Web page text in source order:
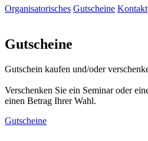
Organisatorisches Gutscheine Kontakt
Gutscheine
Gutschein kaufen und/oder
Verschenken Sie ein Seminar oder
einen Betrag Ihrer Wahl.
Gutscheine